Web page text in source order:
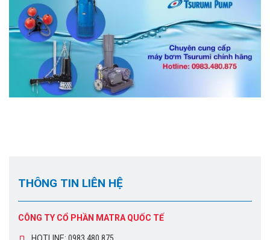
THÔNG TIN LIÊN HỆ
CÔNG TY CỔ PHẦN MATRA QUỐC TẾ